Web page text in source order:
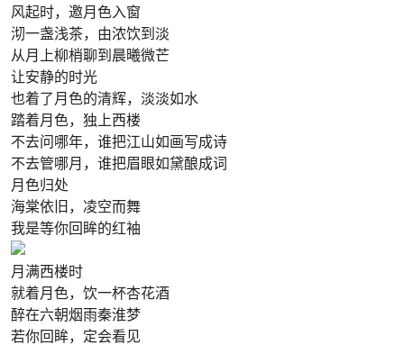
风起时，邀月色入窗
沏一盏浅茶，由浓饮到淡
从月上柳梢聊到晨曦微芒
让安静的时光
也着了月色的清辉，淡淡如水
踏着月色，独上西楼
不去问哪年，谁把江山如画写成诗
不去管哪月，谁把眉眼如黛酿成词
月色归处
海棠依旧，凌空而舞
我是等你回眸的红袖
月满西楼时
就着月色，饮一杯杏花酒
醉在六朝烟雨秦淮梦
若你回眸，定会看见